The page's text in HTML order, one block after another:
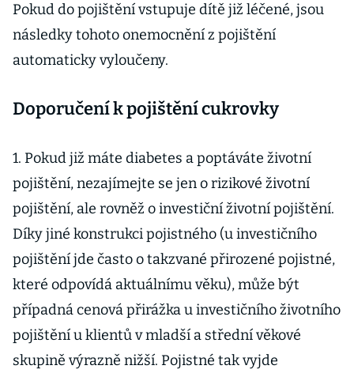
Pokud do pojištění vstupuje dítě již léčené, jsou
následky tohoto onemocnění z pojištění
automaticky vyloučeny.
Doporučení k pojištění cukrovky
1. Pokud již máte diabetes a poptáváte životní
pojištění, nezajímejte se jen o rizikové životní
pojištění, ale rovněž o investiční životní pojištění.
Díky jiné konstrukci pojistného (u investičního
pojištění jde často o takzvané přirozené pojistné,
které odpovídá aktuálnímu věku), může být
případná cenová přirážka u investičního životního
pojištění u klientů v mladší a střední věkové
skupině výrazně nižší. Pojistné tak vyjde